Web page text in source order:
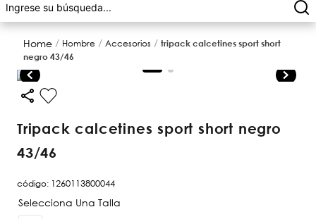
hombre accesorios
tripack calcetines sport short
negro 43/46
tripack calcetines sport short negro
43/46
código: 1260113800044